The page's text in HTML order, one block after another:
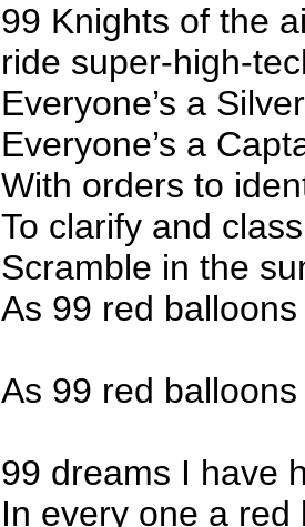
99 Knights of the
ride super-high-
Everyone’s a
Everyone’s a
With orders to
To clarify and
Scramble in the
As 99 red
As 99 red
99 dreams I have
In every one a red